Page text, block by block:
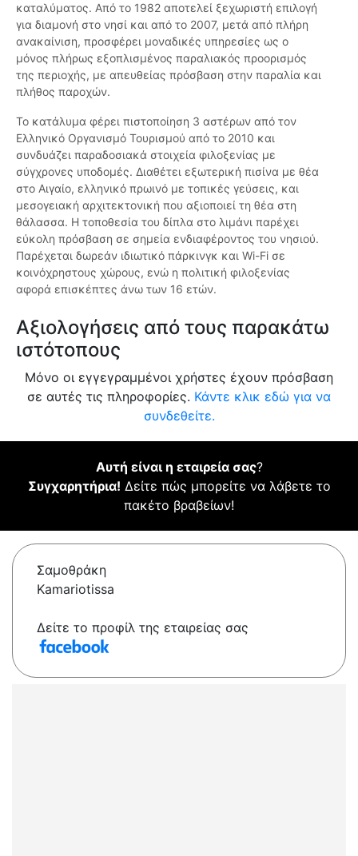
καταλύματος. Από το 1982 αποτελεί ξεχωριστή επιλογή
για διαμονή στο νησί και από το 2007, μετά από πλήρη
ανακαίνιση, προσφέρει μοναδικές υπηρεσίες ως ο
μόνος πλήρως εξοπλισμένος παραλιακός προορισμός
της περιοχής, με απευθείας πρόσβαση στην παραλία και
πλήθος παροχών.
Το κατάλυμα φέρει πιστοποίηση 3 αστέρων από τον
Ελληνικό Οργανισμό Τουρισμού από το 2010 και
συνδυάζει παραδοσιακά στοιχεία φιλοξενίας με
σύγχρονες υποδομές. Διαθέτει εξωτερική πισίνα με θέα
στο Αιγαίο, ελληνικό πρωινό με τοπικές γεύσεις, και
μεσογειακή αρχιτεκτονική που αξιοποιεί τη θέα στη
θάλασσα. Η τοποθεσία του δίπλα στο λιμάνι παρέχει
εύκολη πρόσβαση σε σημεία ενδιαφέροντος του νησιού.
Παρέχεται δωρεάν ιδιωτικό πάρκινγκ και Wi-Fi σε
κοινόχρηστους χώρους, ενώ η πολιτική φιλοξενίας
αφορά επισκέπτες άνω των 16 ετών.
Αξιολογήσεις από τους παρακάτω
ιστότοπους
Μόνο οι εγγεγραμμένοι χρήστες έχουν πρόσβαση
σε αυτές τις πληροφορίες. Κάντε κλικ εδώ για να
συνδεθείτε.
Αυτή είναι η εταιρεία σας?
Συγχαρητήρια! Δείτε πώς μπορείτε να λάβετε το
πακέτο βραβείων!
Σαμοθράκη
Kamariotissa
Δείτε το προφίλ της εταιρείας σας